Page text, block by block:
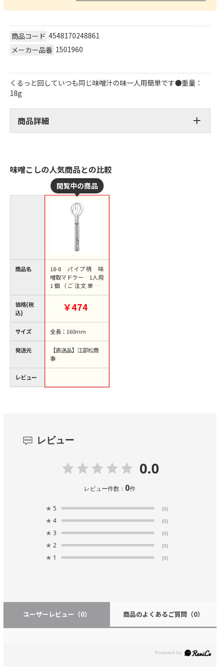
商品コード 4548170248861
メーカー品番 1501960
くるっと回していつも同じ味噌汁の味一人用簡単です●重量：
18g
商品詳細
味噌こしの人気商品との比較
商品名
価格(税
込)
サイズ
発送元
レビュー
18-8 パイプ柄 味
噌取マドラー 1人用
1個（ご注文単位1
個）【直送品】
￥474
全長：160mm
【直送品】江部松商
事
レビュー
0.0
レビュー件数：0件
★ 5 (0)
★ 4 (0)
★ 3 (0)
★ 2 (0)
★ 1 (0)
ユーザーレビュー （0） 商品のよくあるご質問 （0）